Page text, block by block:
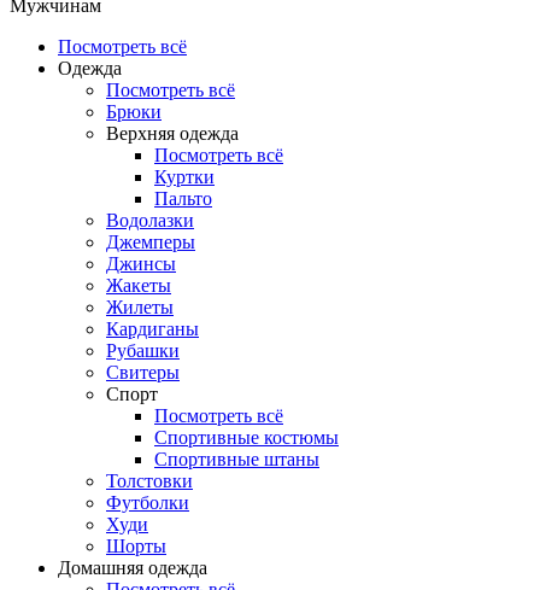
Мужчинам
Посмотреть всё
Одежда
Посмотреть всё
Брюки
Верхняя одежда
Посмотреть всё
Куртки
Пальто
Водолазки
Джемперы
Джинсы
Жакеты
Жилеты
Кардиганы
Рубашки
Свитеры
Спорт
Посмотреть всё
Спортивные костюмы
Спортивные штаны
Толстовки
Футболки
Худи
Шорты
Домашняя одежда